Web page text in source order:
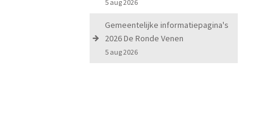
5 aug 2026
Gemeentelijke informatiepagina's
2026 De Ronde Venen
5 aug 2026